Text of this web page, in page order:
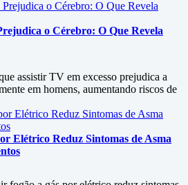
o Cérebro: O Que Revela
assistir TV em excesso prejudica a
em homens, aumentando riscos de
Elétrico Reduz Sintomas de Asma